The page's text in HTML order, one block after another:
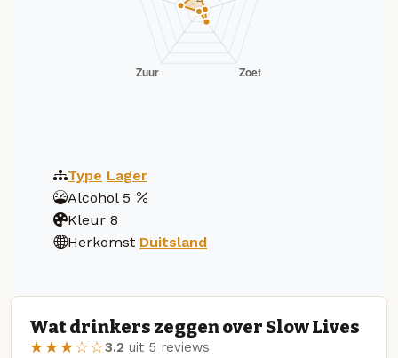
Type Lager
Alcohol 5
Kleur 8
Herkomst Duitsland
Wat drinkers zeggen over Slow Lives
★★★☆☆3.2 uit 5 reviews